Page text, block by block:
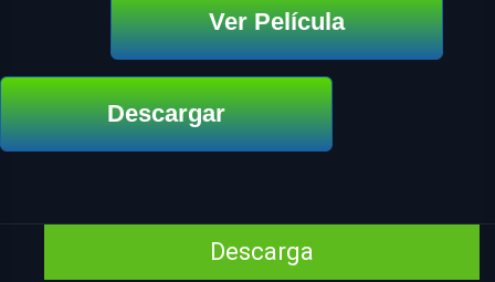
Ver Película
Descargar
Descarga